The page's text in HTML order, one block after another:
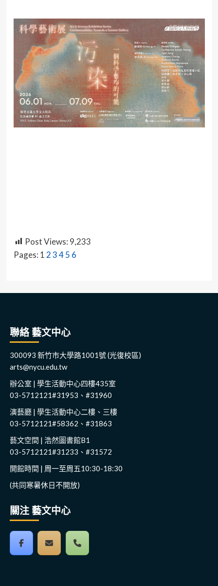
Post Views: 9,233
Pages: 1 234 5 6
聯絡 藝文中心
300093 新竹市大學路1001號 (光復校區)
arts@nycu.edu.tw
辦公室 | 學生活動中心四樓435室
03-5712121#31953、#31960
演藝廳 | 學生活動中心二樓、三樓
03-5712121#58362、#31863
藝文空間 | 浩然圖書館B1
03-5712121#31233、#31572
開館時間 | 周一至周五10:30-18:30
(共同寒暑休日不開放)
關注 藝文中心